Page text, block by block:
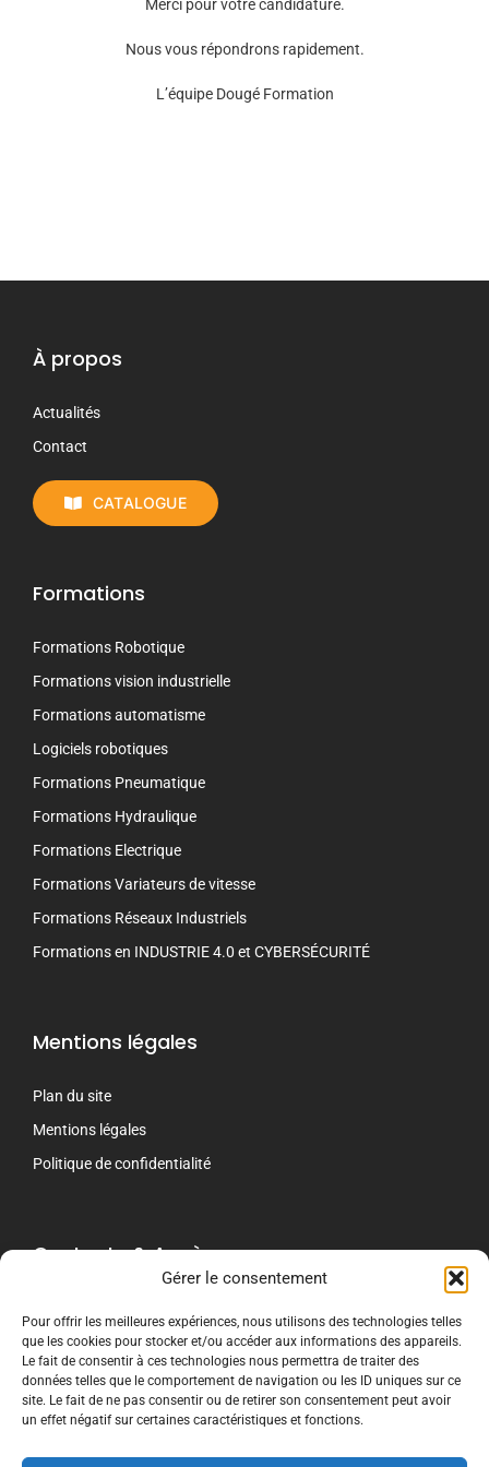
Gérer le consentement
Pour offrir les meilleures expériences, nous utilisons des technologies telles
que les cookies pour stocker et/ou accéder aux informations des appareils.
Le fait de consentir à ces technologies nous permettra de traiter des
données telles que le comportement de navigation ou les ID uniques sur ce
site. Le fait de ne pas consentir ou de retirer son consentement peut avoir
un effet négatif sur certaines caractéristiques et fonctions.
Merci pour votre candidature.
Nous vous répondrons rapidement.
L’équipe Dougé Formation
À propos
Actualités
Contact
CATALOGUE
Formations
Formations Robotique
Formations vision industrielle
Formations automatisme
Logiciels robotiques
Formations Pneumatique
Formations Hydraulique
Formations Electrique
Formations Variateurs de vitesse
Formations Réseaux Industriels
Formations en INDUSTRIE 4.0 et CYBERSÉCURITÉ
Mentions légales
Plan du site
Mentions légales
Politique de confidentialité
Contacts & Accès
CRTI Le Mans
243 Route de Beaugé
72000 LE MANS
02 53 15 69 30